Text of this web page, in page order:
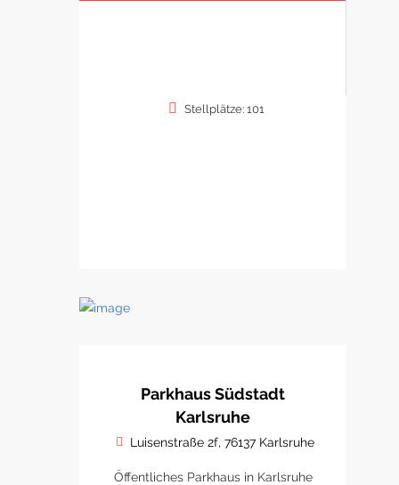
Stellplätze: 101
Parkhaus Südstadt
Karlsruhe
Luisenstraße 2f, 76137 Karlsruhe
Öffentliches Parkhaus in Karlsruhe